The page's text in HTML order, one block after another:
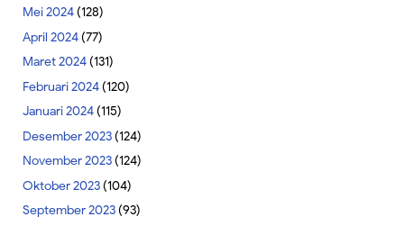
Mei 2024(128)
April 2024(77)
Maret 2024(131)
Februari 2024(120)
Januari 2024(115)
Desember 2023(124)
November 2023(124)
Oktober 2023(104)
September 2023(93)